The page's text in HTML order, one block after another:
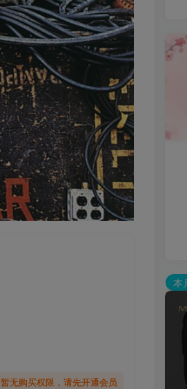
无购买权限，请先开通会员
本